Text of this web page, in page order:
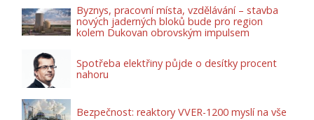
Byznys, pracovní místa, vzdělávání – stavba
nových jaderných bloků bude pro region
kolem Dukovan obrovským impulsem
Spotřeba elektřiny půjde o desítky procent
nahoru
Bezpečnost: reaktory VVER-1200 myslí na vše